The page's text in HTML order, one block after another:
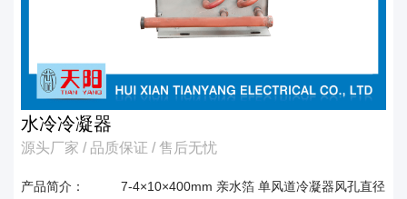
水冷冷凝器
源头厂家 / 品质保证 / 售后无忧
产品简介：
7-4×10×400mm 亲水箔 单风道冷凝器风孔直径